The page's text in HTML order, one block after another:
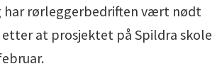
har rørleggerbedriften vært nødt
at prosjektet på Spildra skole